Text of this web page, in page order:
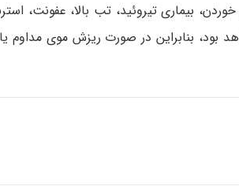
خوردن، بیماری تیروئید، تب بالا، عفونت،
بنابراین در صورت ریزش موی مداوم